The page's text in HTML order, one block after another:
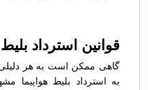
قوانین استرداد
گاهی ممکن است به هر دلیلی
به استرداد بلیط هواپیما